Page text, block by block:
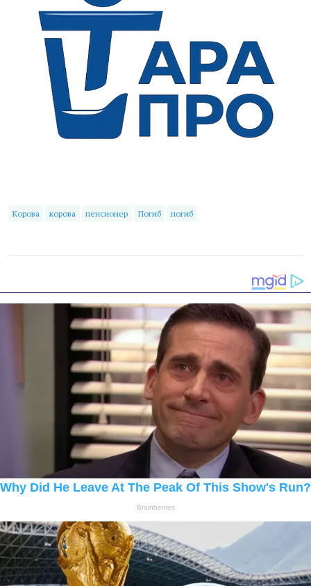
Корова корова пенсионер Погиб погиб